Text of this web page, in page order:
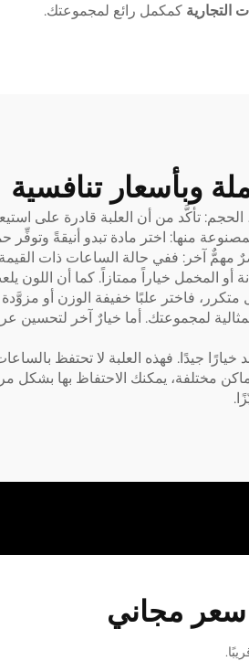
التجارية كمكمل رائع لمجموعتك.
وبأسعار تنافسية
الحجم: تأكَّد من أن العلبة قادرة على
منها: اختر مادة تبدو أنيقةً
آخر: ففي حالة الساعات ذات القيمة
خياراً ممتازاً. كما أن اللون يلعب
فاختر علبًا خفيفة الوزن أو
لمجموعتك. أما خيارٌ آخر لتحسين
جيدًا. فهذه العلبة لا تحتفظ
مختلفة، يمكنك الاحتفاظ بها
مجاني